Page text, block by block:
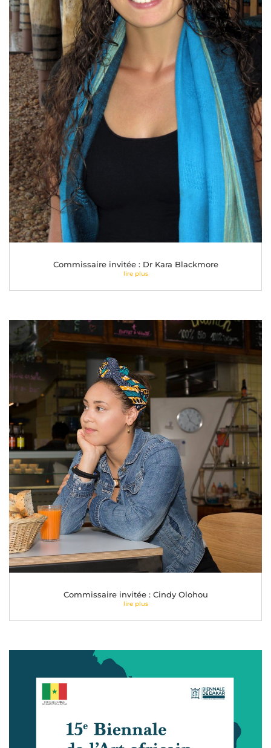
Commissaire invitée : Dr Kara Blackmore
lire plus
Commissaire invitée : Cindy Olohou
lire plus